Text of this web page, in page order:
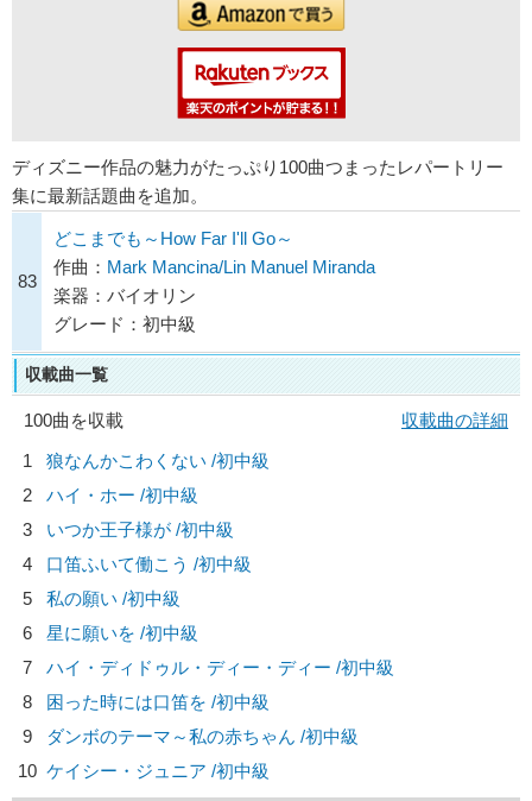
ディズニー作品の魅力がたっぷり100曲つまったレパートリー
集に最新話題曲を追加。
83
どこまでも～How Far I'll Go～
作曲： Mark Mancina/Lin Manuel Miranda
楽器：バイオリン
グレード：初中級
収載曲一覧
100曲を収載
収載曲の詳細
1
狼なんかこわくない /初中級
2
ハイ・ホー /初中級
3
いつか王子様が /初中級
4
口笛ふいて働こう /初中級
5
私の願い /初中級
6
星に願いを /初中級
7
ハイ・ディドゥル・ディー・ディー /初中級
8
困った時には口笛を /初中級
9
ダンボのテーマ～私の赤ちゃん /初中級
10 ケイシー・ジュニア /初中級